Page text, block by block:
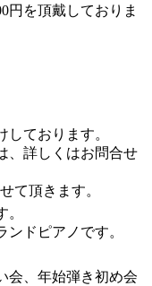
円を頂戴しておりま
ております。
、詳しくはお問合せ
て頂きます。
ドピアノです。
会、年始弾き初め会